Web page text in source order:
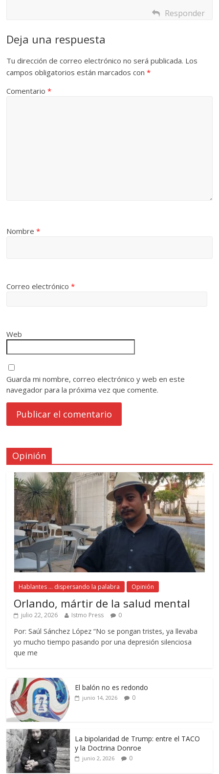
Responder
Deja una respuesta
Tu dirección de correo electrónico no será publicada. Los
campos obligatorios están marcados con*
Comentario*
Nombre*
Correo electrónico*
Web
Guarda mi nombre, correo electrónico y web en este
navegador para la próxima vez que comente.
Opinión
Hablantes ... dispersando la palabra Opinión
Orlando, mártir de la salud mental
julio 22, 2026 Istmo Press 0
Por: Saúl Sánchez López “No se pongan tristes, ya llevaba
yo mucho tiempo pasando por una depresión silenciosa
que me
El balón no es redondo
junio 14, 2026 0
La bipolaridad de Trump: entre el TACO
y la Doctrina Donroe
junio 2, 2026 0